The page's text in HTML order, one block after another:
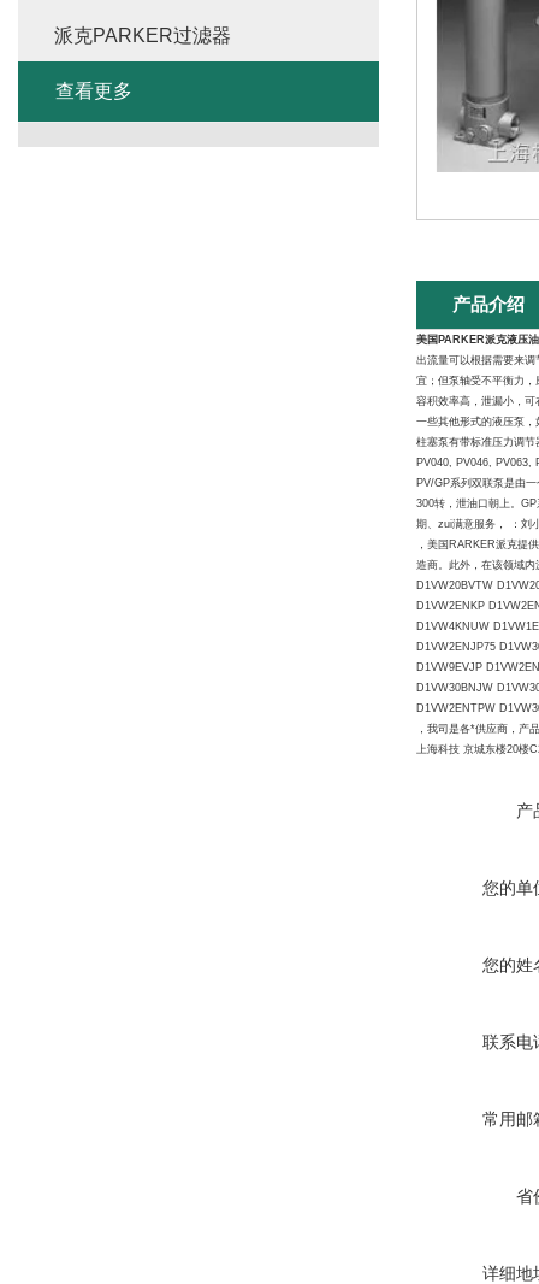
产品介绍
美国PARKER派克液压
出流量可以根据需要来
宜；但泵轴受不平衡力
容积效率高，泄漏小，
一些其他形式的液压泵
柱塞泵有带标准压力调
PV040, PV046, PV063,
PV/GP系列双联泵是由
300转，泄油口朝上。
期、zui满意服务， ：刘
，美国RARKER派克提
造商。此外，在该领域
D1VW20BVTW
D1VW2ENKP
D1VW4KNUW
D1VW2ENJP75
D1VW9EVJP
D1VW30BNJW
D1VW2ENTPW
，我司是各*供应商，产
上海科技 京城东楼20楼
产
您的单
您的姓
联系电
常用邮
省
详细地
派克PARKER过滤器
查看更多